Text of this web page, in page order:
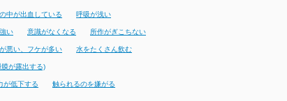
中が出血している 呼吸が浅い
い 意識がなくなる 所作がぎこちない
悪い、フケが多い 水をたくさん飲む
が露出する)
が低下する 触られるのを嫌がる